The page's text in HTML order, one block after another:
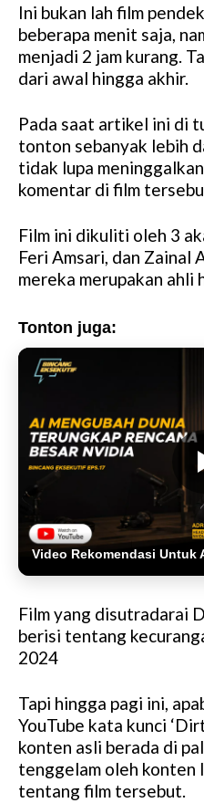
Ini bukan lah film
beberapa menit saja,
menjadi 2 jam kurang.
dari awal hingga akhir.
Pada saat artikel ini di
tonton sebanyak lebih
tidak lupa
komentar di film
Film ini dikuliti oleh 3
Feri Amsari, dan Zainal
mereka merupakan ahli
Tonton juga:
Video Rekomendasi Untuk
Film yang disutradarai
berisi tentang
2024
Tapi hingga pagi ini,
YouTube kata kunci
konten asli berada di
tenggelam oleh konten
tentang film tersebut.